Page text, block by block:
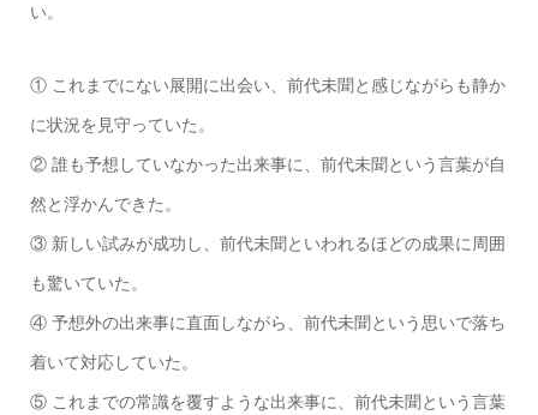
い。
① これまでにない展開に出会い、前代未聞と感じながらも静か
に状況を見守っていた。
② 誰も予想していなかった出来事に、前代未聞という言葉が自
然と浮かんできた。
③ 新しい試みが成功し、前代未聞といわれるほどの成果に周囲
も驚いていた。
④ 予想外の出来事に直面しながら、前代未聞という思いで落ち
着いて対応していた。
⑤ これまでの常識を覆すような出来事に、前代未聞という言葉